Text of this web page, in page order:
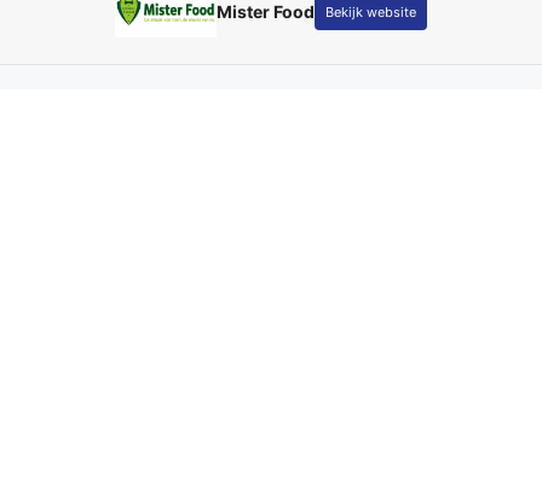
Fotografie Kay Schepers Bekijk website